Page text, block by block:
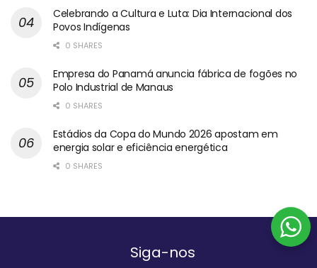
Celebrando a Cultura e Luta: Dia Internacional dos
Povos Indígenas
0 SHARES
Empresa do Panamá anuncia fábrica de fogões no
Polo Industrial de Manaus
0 SHARES
Estádios da Copa do Mundo 2026 apostam em
energia solar e eficiência energética
0 SHARES
Siga-nos